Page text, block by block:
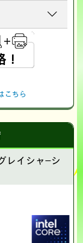
こちら
レイシャ―シ